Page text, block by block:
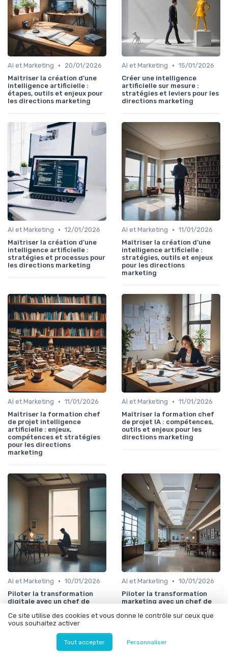
AI et Marketing •
20/01/2026
Maîtriser la création d’une
intelligence artificielle :
étapes, outils et enjeux pour
les directions marketing
AI et Marketing • 15/01/2026
Créer une intelligence
artificielle sur mesure :
stratégies et leviers pour les
directions marketing
AI et Marketing • 12/01/2026
Maîtriser la création d’une
intelligence artificielle :
stratégies et processus pour
les directions marketing
AI et Marketing • 11/01/2026
Maîtriser la création d’une
intelligence artificielle :
stratégies, outils et enjeux
pour les directions
marketing
AI et Marketing • 11/01/2026
Maîtriser la formation chef
de projet intelligence
artificielle : enjeux,
compétences et stratégies
pour les directions
marketing
AI et Marketing • 11/01/2026
Maîtriser la formation chef
de projet IA : compétences,
outils et enjeux pour les
directions marketing
AI et Marketing • 10/01/2026
Piloter la transformation
digitale avec un chef de
artificielle : enjeux,
compétences et impact pour
les directions marketing
AI et Marketing • 10/01/2026
Piloter la transformation
marketing avec un chef de
artificielle : enjeux,
Ce site utilise des cookies et vous donne le contrôle sur ceux que
vous souhaitez activer
Tout accepter Personnaliser